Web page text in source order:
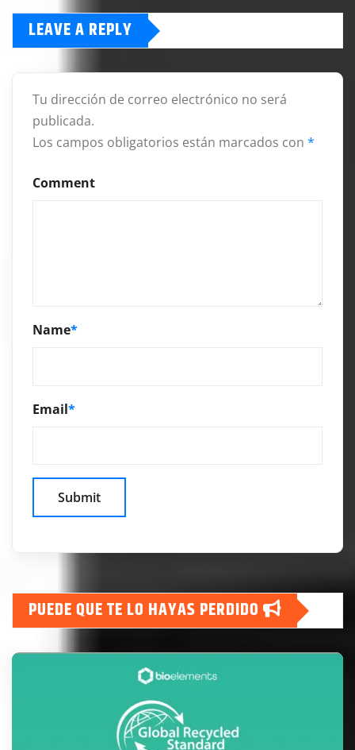
LEAVE A REPLY
Tu dirección de correo electrónico no será
publicada.
Los campos obligatorios están marcados con *
Comment
Name*
Email*
PUEDE QUE TE LO HAYAS PERDIDO